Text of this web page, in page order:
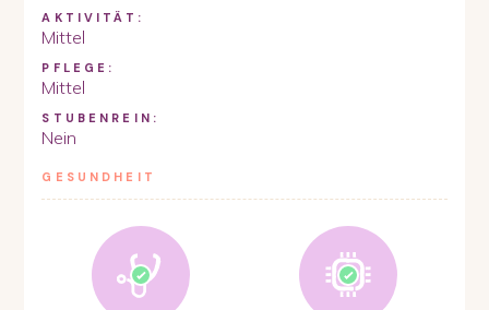
AKTIVITÄT:
Mittel
PFLEGE:
Mittel
STUBENREIN:
Nein
GESUNDHEIT